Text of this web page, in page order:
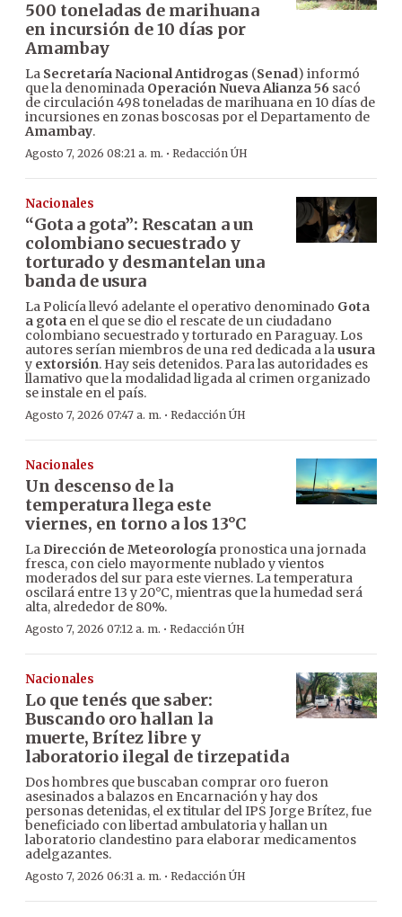
500 toneladas de marihuana
en incursión de 10 días por
Amambay
La Secretaría Nacional Antidrogas (Senad) informó
que la denominada Operación Nueva Alianza 56 sacó
de circulación 498 toneladas de marihuana en 10 días de
incursiones en zonas boscosas por el Departamento de
Amambay.
Agosto 7, 2026 08:21 a. m. · Redacción ÚH
Nacionales
“Gota a gota”: Rescatan a un
colombiano secuestrado y
torturado y desmantelan una
banda de usura
La Policía llevó adelante el operativo denominado Gota
a gota en el que se dio el rescate de un ciudadano
colombiano secuestrado y torturado en Paraguay. Los
autores serían miembros de una red dedicada a lausura
y extorsión. Hay seis detenidos. Para las autoridades es
llamativo que la modalidad ligada al crimen organizado
se instale en el país.
Agosto 7, 2026 07:47 a. m. · Redacción ÚH
Nacionales
Un descenso de la
temperatura llega este
viernes, en torno a los 13°C
La Dirección de Meteorología pronostica una jornada
fresca, con cielo mayormente nublado y vientos
moderados del sur para este viernes. La temperatura
oscilará entre 13 y 20°C, mientras que la humedad será
alta, alrededor de 80%.
Agosto 7, 2026 07:12 a. m. · Redacción ÚH
Nacionales
Lo que tenés que saber:
Buscando oro hallan la
muerte, Brítez libre y
laboratorio ilegal de tirzepatida
Dos hombres que buscaban comprar oro fueron
asesinados a balazos en Encarnación y hay dos
personas detenidas, el ex titular del IPS Jorge Brítez, fue
beneficiado con libertad ambulatoria y hallan un
laboratorio clandestino para elaborar medicamentos
adelgazantes.
Agosto 7, 2026 06:31 a. m. · Redacción ÚH